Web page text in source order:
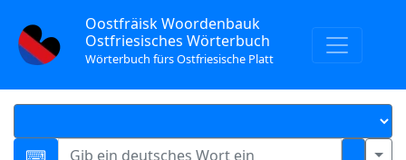
Oostfräisk Woordenbauk
Ostfriesisches Wörterbuch
Wörterbuch fürs Ostfriesische Platt